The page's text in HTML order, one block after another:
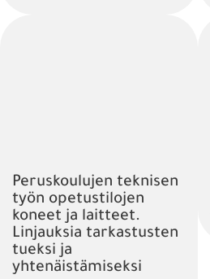
Peruskoulujen teknisen
työn opetustilojen
koneet ja laitteet.
Linjauksia tarkastusten
tueksi ja
yhtenäistämiseksi